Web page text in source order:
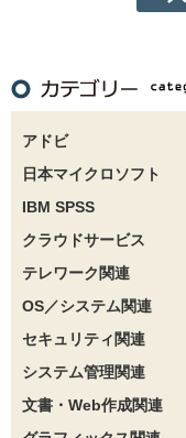
アドビ
日本マイクロソフト
IBM SPSS
クラウドサービス
テレワーク関連
OS／システム関連
セキュリティ関連
システム管理関連
文書・Web作成関連